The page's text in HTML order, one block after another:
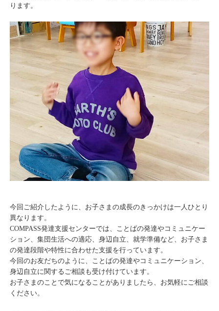
ります。
今回ご紹介したように、お子さまの成長のきっかけは一人ひとり
異なります。
COMPASS発達支援センターでは、ことばの発達やコミュニケー
ション、集団生活への適応、身辺自立、就学準備など、お子さま
の発達段階や特性に合わせた支援を行っています。
今回のお友だちのように、ことばの発達やコミュニケーション、
身辺自立に関するご相談も受け付けています。
お子さまのことで気になることがありましたら、お気軽にご相談
ください。